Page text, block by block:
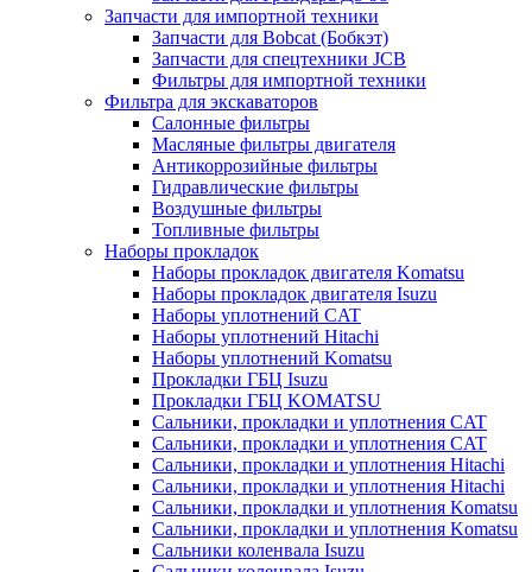
Запчасти для импортной техники
Запчасти для Bobcat (Бобкэт)
Запчасти для спецтехники JCB
Фильтры для импортной техники
Фильтра для экскаваторов
Салонные фильтры
Масляные фильтры двигателя
Антикоррозийные фильтры
Гидравлические фильтры
Воздушные фильтры
Топливные фильтры
Наборы прокладок
Наборы прокладок двигателя Komatsu
Наборы прокладок двигателя Isuzu
Наборы уплотнений CAT
Наборы уплотнений Hitachi
Наборы уплотнений Komatsu
Прокладки ГБЦ Isuzu
Прокладки ГБЦ KOMATSU
Сальники, прокладки и уплотнения CAT
Сальники, прокладки и уплотнения CAT
Сальники, прокладки и уплотнения Hitachi
Сальники, прокладки и уплотнения Hitachi
Сальники, прокладки и уплотнения Komatsu
Сальники, прокладки и уплотнения Komatsu
Сальники коленвала Isuzu